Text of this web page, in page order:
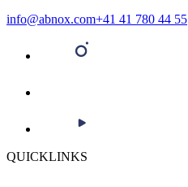
info@abnox.com+41 41 780 44 55
QUICKLINKS